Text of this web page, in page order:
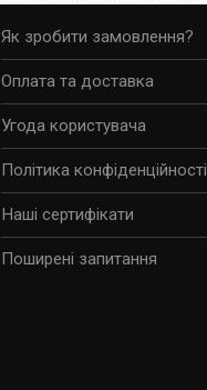
Як зробити замовлення?
Оплата та доставка
Угода користувача
Політика конфіденційності
Наші сертифікати
Поширені запитання